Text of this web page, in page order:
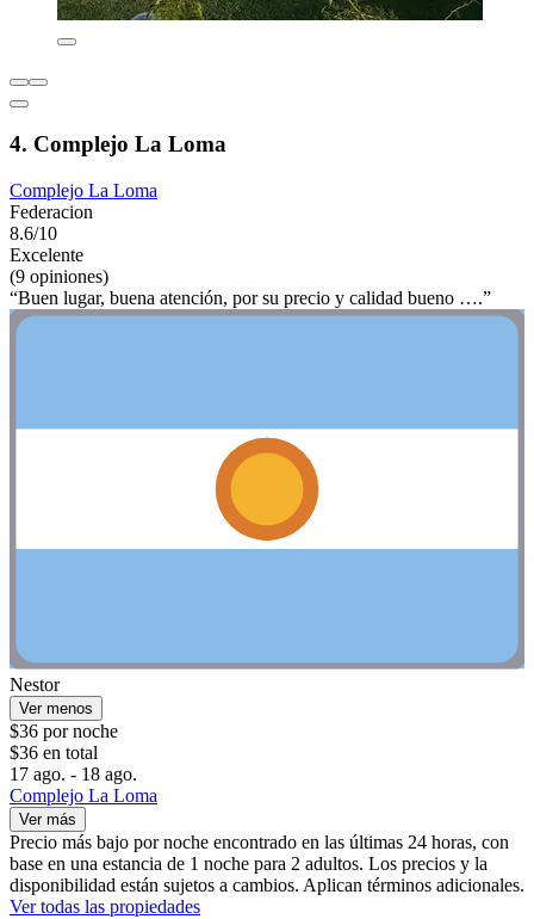
4. Complejo La Loma
Complejo La Loma
Federacion
8.6/10
Excelente
(9 opiniones)
“Buen lugar, buena atención, por su precio y calidad bueno ….”
Nestor
Ver menos
$36 por noche
$36 en total
17 ago. - 18 ago.
Complejo La Loma
Ver más
Precio más bajo por noche encontrado en las últimas 24 horas, con
base en una estancia de 1 noche para 2 adultos. Los precios y la
disponibilidad están sujetos a cambios. Aplican términos adicionales.
Ver todas las propiedades